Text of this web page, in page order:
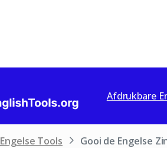
Afdrukbare
Engelse Tools Gooi de Engelse